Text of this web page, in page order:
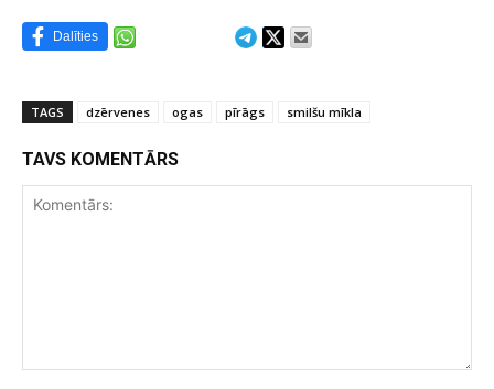
Dalīties
TAGS dzērvenes ogas pīrāgs smilšu mīkla
TAVS KOMENTĀRS